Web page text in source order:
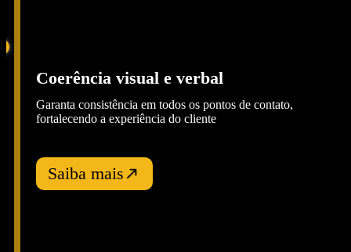
Coerência visual e verbal
Garanta consistência em todos os pontos de contato,
fortalecendo a experiência do cliente
Saiba mais